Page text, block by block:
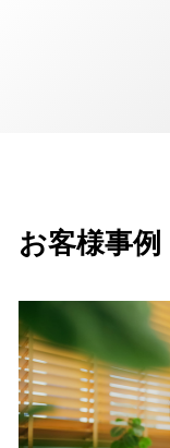
お客様事例